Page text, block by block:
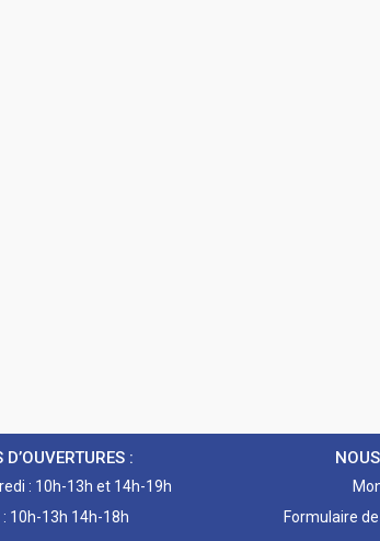
:
: 10h-13h et 14h-19h
: 10h-13h 14h-18h
Formulaire